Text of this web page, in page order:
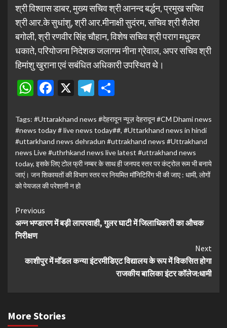
श्री विश्वास डाबर, मुख्य सचिव श्री आनन्द बर्द्धन, प्रमुख सचिव
श्री आर.के सुधांशु, श्री आर.मीनाक्षी सुदंरम, सचिव श्री शैलेश
बगोली, श्री रणवीर सिंह चौहान, विशेष सचिव श्री पराग मधुकर
धकाते, परियोजना निदेशक जलागम नीना ग्रेवाल, अपर सचिव श्री
हिमांशु खुराना एवं सबंधित अधिकारी उपस्थित थे।
WhatsApp
Facebook
X Telegram
Tags: #Uttarakhand news #देहरादून न्यूज़ देहरादून #CM Dhami news
#news today # live news today##, #Uttarkhand news in hindi
#uttarkhand news dehradun #uttrakhand news #Uttrakhand
news Live #uthrhkand news live latest #uttrakhand news
today, इसके लिए टोल फ्री नम्बर के साथ ही जनपद स्तर पर कंट्रोल रूम भी बनाये
जाएं। जन शिकायतों की विभाग स्तर पर नियमित मॉनिटिरिंग भी की जाए : धामी, लोगों
को पेयजल की परेशानी न हो
Continue
Reading
Previous
अन्न भण्डारण में बड़ी लापरवाही, गुलर घाटी में जिलाधिकारी का औचक
निरीक्षण
Next
काशीपुर में मॉडल कन्या इंटरमीडिएट विद्यालय के रूप में विकसित होगा
राजकीय बालिका इंटर कॉलेज:धामी
More Stories